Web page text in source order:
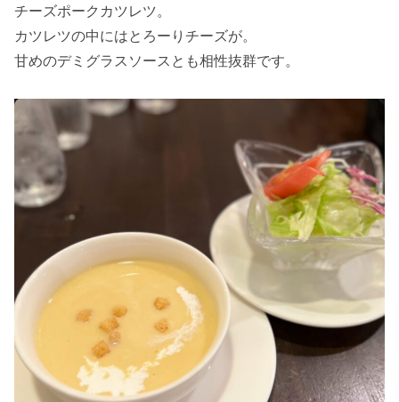
チーズポークカツレツ。
カツレツの中にはとろーりチーズが。
甘めのデミグラスソースとも相性抜群です。